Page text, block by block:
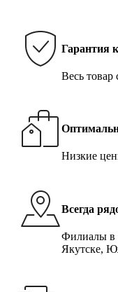
Гарантия
Весь товар
Низкие
Всегда
Филиалы в
Якутске,